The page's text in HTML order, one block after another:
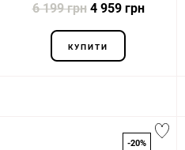
6 199 грн4 959 грн
КУПИТИ
-20%